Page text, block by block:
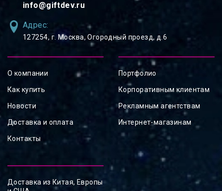
info@giftdev.ru
Адрес:
127254, ⁠г. Москва, Огородный проезд, д.6
О компании
Как купить
Новости
Доставка и оплата
Контакты
Портфолио
Корпоративным клиентам
Рекламным агентствам
Интернет-магазинам
Доставка из Китая, Европы